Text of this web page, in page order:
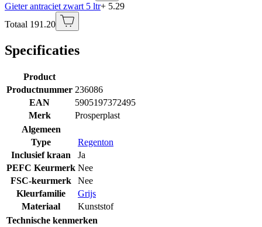
Gieter antraciet zwart 5 ltr+ 5.29
Totaal 191.20
Specificaties
Product
Productnummer 236086
EAN
5905197372495
Merk
Prosperplast
Algemeen
Type
Regenton
Inclusief kraan
Ja
PEFC Keurmerk Nee
FSC-keurmerk
Nee
Kleurfamilie
Grijs
Materiaal
Kunststof
Technische kenmerken